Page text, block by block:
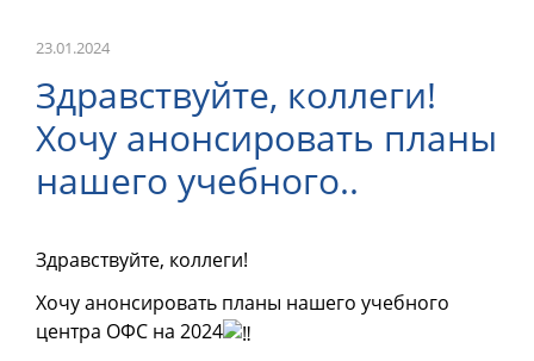
НОВОСТИ
ОБУЧЕНИЕ ВРАЧЕЙ
ЛЕЧЕБНАЯ ДЕЯТЕЛЬНОСТЬ
23.01.2024
Здравствуйте, коллеги!
Хочу анонсировать планы
нашего учебного..
Здравствуйте, коллеги!
Хочу анонсировать планы нашего учебного
центра ОФС на 2024